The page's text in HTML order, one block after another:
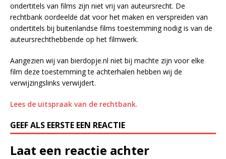
ondertitels van films zijn niet vrij van auteursrecht. De
rechtbank oordeelde dat voor het maken en verspreiden van
ondertitels bij buitenlandse films toestemming nodig is van de
auteursrechthebbende op het filmwerk.
Aangezien wij van bierdopje.nl niet bij machte zijn voor elke
film deze toestemming te achterhalen hebben wij de
verwijzingslinks verwijdert.
Lees de uitspraak van de rechtbank.
GEEF ALS EERSTE EEN REACTIE
Laat een reactie achter